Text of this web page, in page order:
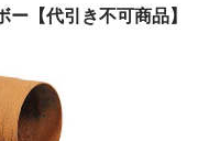
)【代引き不可商品】